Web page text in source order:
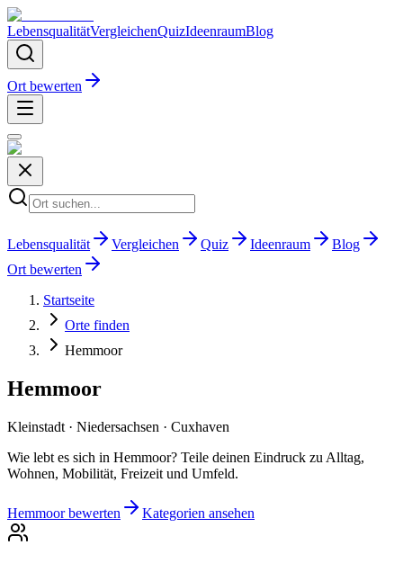
LebensqualitätVergleichenQuizIdeenraumBlog
Ort bewerten
Lebensqualität Vergleichen Quiz Ideenraum
Blog
Ort bewerten
Startseite
Orte finden
Hemmoor
Hemmoor
Kleinstadt · Niedersachsen · Cuxhaven
Wie lebt es sich in Hemmoor? Teile deinen Eindruck zu Alltag,
Wohnen, Mobilität, Freizeit und Umfeld.
Hemmoor bewerten Kategorien ansehen